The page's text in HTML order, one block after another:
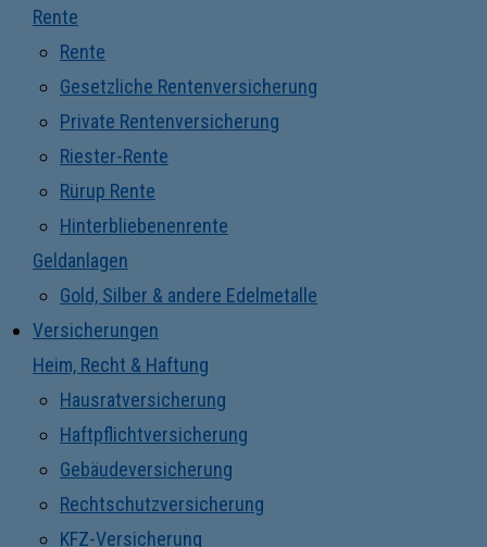
Rente
Rente
Gesetzliche Rentenversicherung
Private Rentenversicherung
Riester-Rente
Rürup Rente
Hinterbliebenenrente
Geldanlagen
Gold, Silber & andere Edelmetalle
Versicherungen
Heim, Recht & Haftung
Hausratversicherung
Haftpflichtversicherung
Gebäudeversicherung
Rechtschutzversicherung
KFZ-Versicherung